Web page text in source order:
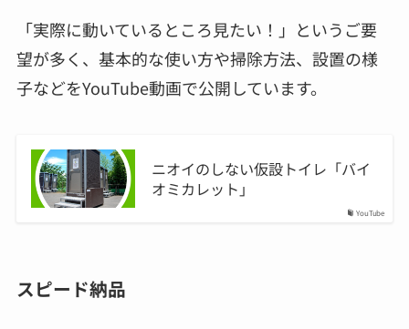
「実際に動いているところ見たい！」というご要
望が多く、基本的な使い方や掃除方法、設置の様
子などをYouTube動画で公開しています。
YouTube
ニオイのしない仮設トイレ「バイ
オミカレット」
スピード納品